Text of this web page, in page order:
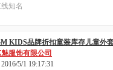
知名
KIDS品牌折扣童装库存儿童外
服饰有限公司
5/1 19:17:31